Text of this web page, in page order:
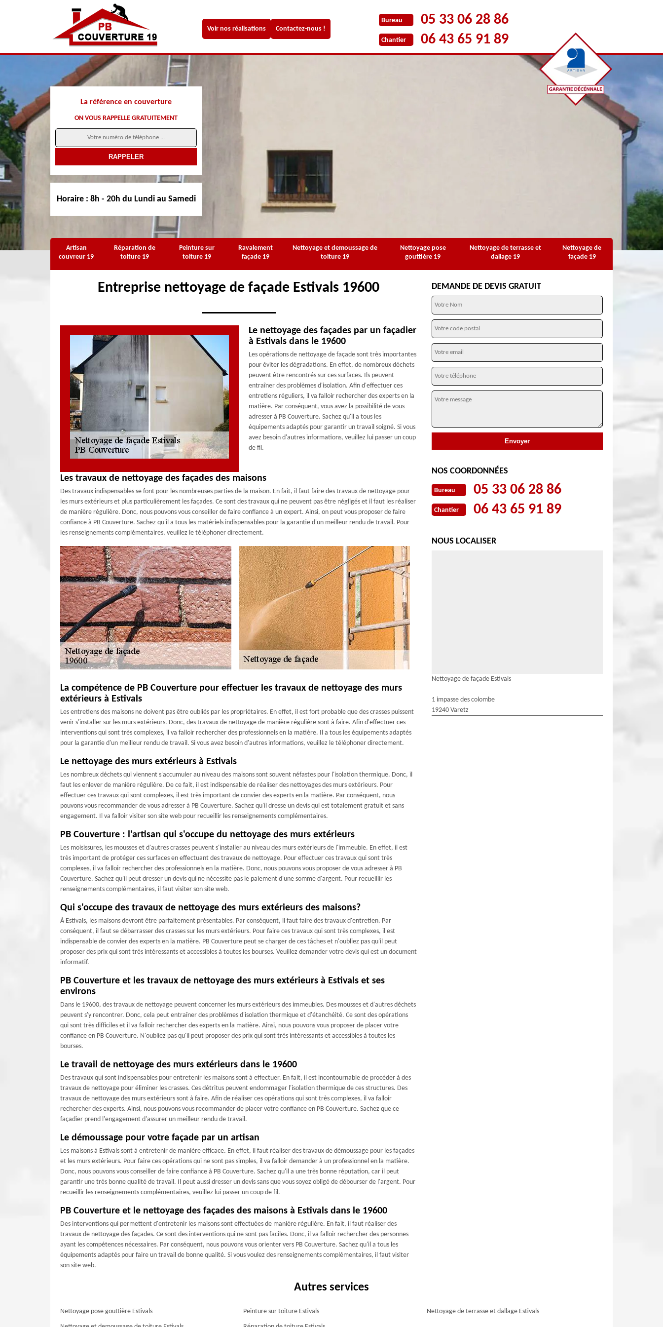
Voir nos réalisations Contactez-nous !
Bureau 05 33 06 28 86
Chantier 06 43 65 91 89
La référence en couverture
ON VOUS RAPPELLE GRATUITEMENT
Horaire : 8h - 20h du Lundi au Samedi
Artisan
couvreur 19
Réparation de
toiture 19
Peinture sur
toiture 19
Ravalement
façade 19
Nettoyage et demoussage de
toiture 19
Nettoyage pose
gouttière 19
Nettoyage de terrasse et
dallage 19
Nettoyage de
façade 19
Entreprise nettoyage de façade Estivals 19600
Le nettoyage des façades par un façadier
à Estivals dans le 19600
Les opérations de nettoyage de façade sont très importantes
pour éviter les dégradations. En effet, de nombreux déchets
peuvent être rencontrés sur ces surfaces. Ils peuvent
entraîner des problèmes d'isolation. Afin d'effectuer ces
entretiens réguliers, il va falloir rechercher des experts en la
matière. Par conséquent, vous avez la possibilité de vous
adresser à PB Couverture. Sachez qu'il a tous les
équipements adaptés pour garantir un travail soigné. Si vous
avez besoin d'autres informations, veuillez lui passer un coup
de fil.
Les travaux de nettoyage des façades des maisons
Des travaux indispensables se font pour les nombreuses parties de la maison. En fait, il faut faire des travaux de nettoyage pour
les murs extérieurs et plus particulièrement les façades. Ce sont des travaux qui ne peuvent pas être négligés et il faut les réaliser
de manière régulière. Donc, nous pouvons vous conseiller de faire confiance à un expert. Ainsi, on peut vous proposer de faire
confiance à PB Couverture. Sachez qu'il a tous les matériels indispensables pour la garantie d'un meilleur rendu de travail. Pour
les renseignements complémentaires, veuillez le téléphoner directement.
La compétence de PB Couverture pour effectuer les travaux de nettoyage des murs
extérieurs à Estivals
Les entretiens des maisons ne doivent pas être oubliés par les propriétaires. En effet, il est fort probable que des crasses puissent
venir s'installer sur les murs extérieurs. Donc, des travaux de nettoyage de manière régulière sont à faire. Afin d'effectuer ces
interventions qui sont très complexes, il va falloir rechercher des professionnels en la matière. Il a tous les équipements adaptés
pour la garantie d'un meilleur rendu de travail. Si vous avez besoin d'autres informations, veuillez le téléphoner directement.
Le nettoyage des murs extérieurs à Estivals
Les nombreux déchets qui viennent s'accumuler au niveau des maisons sont souvent néfastes pour l'isolation thermique. Donc, il
faut les enlever de manière régulière. De ce fait, il est indispensable de réaliser des nettoyages des murs extérieurs. Pour
effectuer ces travaux qui sont complexes, il est très important de convier des experts en la matière. Par conséquent, nous
pouvons vous recommander de vous adresser à PB Couverture. Sachez qu'il dresse un devis qui est totalement gratuit et sans
engagement. Il va falloir visiter son site web pour recueillir les renseignements complémentaires.
PB Couverture : l'artisan qui s'occupe du nettoyage des murs extérieurs
Les moisissures, les mousses et d'autres crasses peuvent s'installer au niveau des murs extérieurs de l'immeuble. En effet, il est
très important de protéger ces surfaces en effectuant des travaux de nettoyage. Pour effectuer ces travaux qui sont très
complexes, il va falloir rechercher des professionnels en la matière. Donc, nous pouvons vous proposer de vous adresser à PB
Couverture. Sachez qu'il peut dresser un devis qui ne nécessite pas le paiement d'une somme d'argent. Pour recueillir les
renseignements complémentaires, il faut visiter son site web.
Qui s'occupe des travaux de nettoyage des murs extérieurs des maisons?
À Estivals, les maisons devront être parfaitement présentables. Par conséquent, il faut faire des travaux d'entretien. Par
conséquent, il faut se débarrasser des crasses sur les murs extérieurs. Pour faire ces travaux qui sont très complexes, il est
indispensable de convier des experts en la matière. PB Couverture peut se charger de ces tâches et n'oubliez pas qu'il peut
proposer des prix qui sont très intéressants et accessibles à toutes les bourses. Veuillez demander votre devis qui est un document
informatif.
PB Couverture et les travaux de nettoyage des murs extérieurs à Estivals et ses
environs
Dans le 19600, des travaux de nettoyage peuvent concerner les murs extérieurs des immeubles. Des mousses et d'autres déchets
peuvent s'y rencontrer. Donc, cela peut entraîner des problèmes d'isolation thermique et d'étanchéité. Ce sont des opérations
qui sont très difficiles et il va falloir rechercher des experts en la matière. Ainsi, nous pouvons vous proposer de placer votre
confiance en PB Couverture. N'oubliez pas qu'il peut proposer des prix qui sont très intéressants et accessibles à toutes les
bourses.
Le travail de nettoyage des murs extérieurs dans le 19600
Des travaux qui sont indispensables pour entretenir les maisons sont à effectuer. En fait, il est incontournable de procéder à des
travaux de nettoyage pour éliminer les crasses. Ces détritus peuvent endommager l'isolation thermique de ces structures. Des
travaux de nettoyage des murs extérieurs sont à faire. Afin de réaliser ces opérations qui sont très complexes, il va falloir
rechercher des experts. Ainsi, nous pouvons vous recommander de placer votre confiance en PB Couverture. Sachez que ce
façadier prend l'engagement d'assurer un meilleur rendu de travail.
Le démoussage pour votre façade par un artisan
Les maisons à Estivals sont à entretenir de manière efficace. En effet, il faut réaliser des travaux de démoussage pour les façades
et les murs extérieurs. Pour faire ces opérations qui ne sont pas simples, il va falloir demander à un professionnel en la matière.
Donc, nous pouvons vous conseiller de faire confiance à PB Couverture. Sachez qu'il a une très bonne réputation, car il peut
garantir une très bonne qualité de travail. Il peut aussi dresser un devis sans que vous soyez obligé de débourser de l'argent. Pour
recueillir les renseignements complémentaires, veuillez lui passer un coup de fil.
PB Couverture et le nettoyage des façades des maisons à Estivals dans le 19600
Des interventions qui permettent d'entretenir les maisons sont effectuées de manière régulière. En fait, il faut réaliser des
travaux de nettoyage des façades. Ce sont des interventions qui ne sont pas faciles. Donc, il va falloir rechercher des personnes
ayant les compétences nécessaires. Par conséquent, nous pouvons vous orienter vers PB Couverture. Sachez qu'il a tous les
équipements adaptés pour faire un travail de bonne qualité. Si vous voulez des renseignements complémentaires, il faut visiter
son site web.
DEMANDE DE DEVIS GRATUIT
NOS COORDONNÉES
Bureau 05 33 06 28 86
Chantier 06 43 65 91 89
NOUS LOCALISER
Nettoyage de façade Estivals
1 impasse des colombe
19240 Varetz
Autres services
Nettoyage pose gouttière Estivals Peinture sur toiture Estivals Nettoyage de terrasse et dallage Estivals